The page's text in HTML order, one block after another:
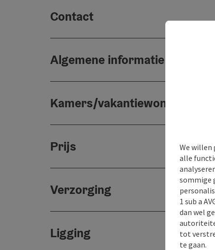
Contact
Algemene informatie
Kamers/vakantiewoningen
Prijs
Verzorging
Ligging
We willen
alle
sommige
1 sub a
dan wel
tot
te gaan.